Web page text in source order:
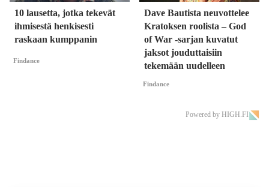
10 lausetta, jotka tekevät
ihmisestä henkisesti
raskaan kumppanin
Findance
Dave Bautista neuvottelee
Kratoksen roolista – God
of War -sarjan kuvatut
jaksot jouduttaisiin
tekemään uudelleen
Findance
Powered by HIGH.FI